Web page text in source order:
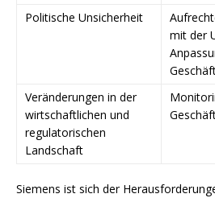
Politische Unsicherheit
mit der
Veränderungen in der
wirtschaftlichen und
regulatorischen
Landschaft
Siemens ist sich der